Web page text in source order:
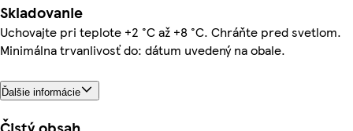
Skladovanie
Uchovajte pri teplote +2 °C až +8 °C. Chráňte pred svetlom.
Minimálna trvanlivosť do: dátum uvedený na obale.
Ďalšie informácie